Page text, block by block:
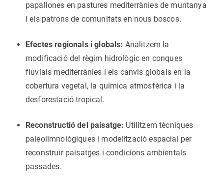
papallones en pastures mediterrànies de muntanya
i els patrons de comunitats en nous boscos.
Efectes regionals i globals: Analitzem la
modificació del règim hidrològic en conques
fluvials mediterrànies i els canvis globals en la
cobertura vegetal, la química atmosfèrica i la
desforestació tropical.
Reconstructió del paisatge: Utilitzem tècniques
paleolimnològiques i modelització espacial per
reconstruir paisatges i condicions ambientals
passades.